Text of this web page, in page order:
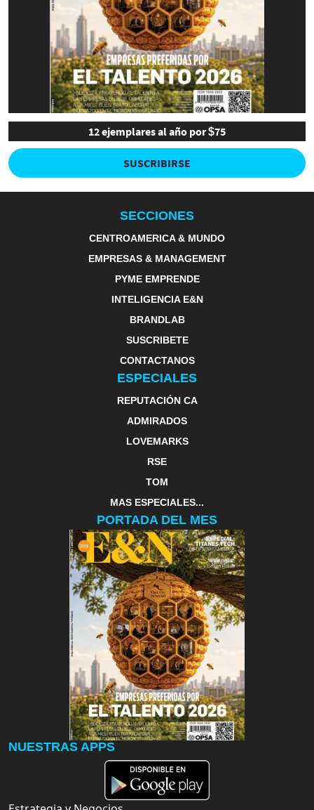
12 ejemplares al año por $75
SUSCRIBIRSE
SECCIONES
CENTROAMERICA & MUNDO
EMPRESAS & MANAGEMENT
PYME EMPRENDE
INTELIGENCIA E&N
BRANDLAB
SUSCRIBETE
CONTACTANOS
ESPECIALES
REPUTACIÓN CA
ADMIRADOS
LOVEMARKS
RSE
TOM
MAS ESPECIALES...
PORTADA DEL MES
NUESTRAS APPS